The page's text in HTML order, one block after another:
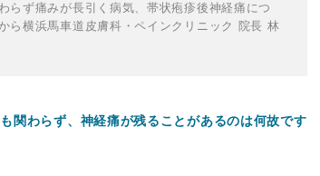
らず痛みが長引く病気、帯状疱疹後神経痛につ
ら横浜馬車道皮膚科・ペインクリニック 院長 林
関わらず、神経痛が残ることがあるのは何故です